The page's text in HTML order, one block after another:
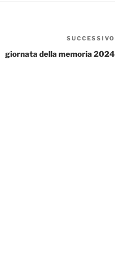
SUCCESSIVO
giornata della memoria 2024